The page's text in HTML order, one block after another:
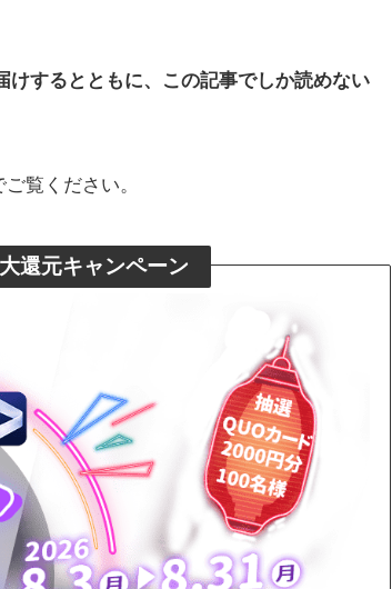
するとともに、この記事でしか読めない
覧ください。
還元キャンペーン